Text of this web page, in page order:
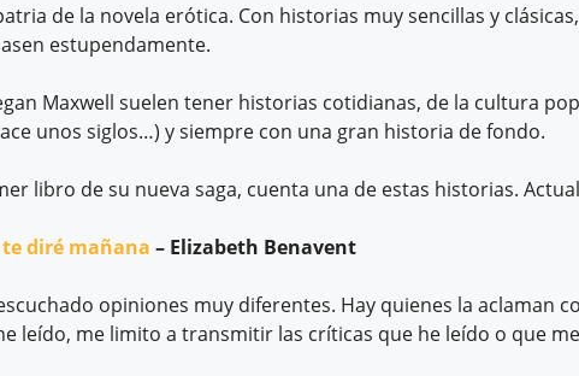
de la novela erótica. Con historias muy sencillas y
estupendamente.
Maxwell suelen tener historias cotidianas, de la cultura
unos siglos…) y siempre con una gran historia de fondo.
libro de su nueva saga, cuenta una de estas historias.
te diré mañana – Elizabeth Benavent
opiniones muy diferentes. Hay quienes la
leído, me limito a transmitir las críticas que he leído o que